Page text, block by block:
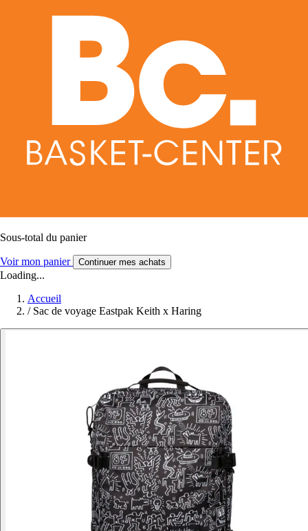
Sous-total du panier
Voir mon panier Continuer mes achats
Loading...
Accueil
/ Sac de voyage Eastpak Keith x Haring